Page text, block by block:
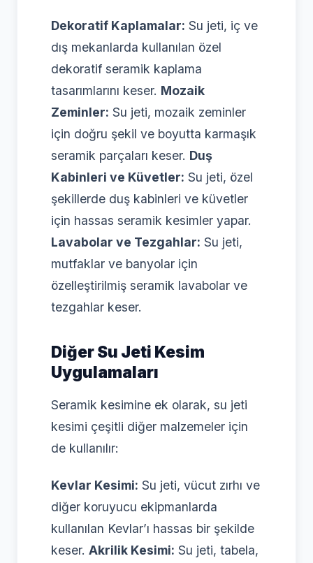
Dekoratif Kaplamalar: Su jeti, iç ve
dış mekanlarda kullanılan özel
dekoratif seramik kaplama
tasarımlarını keser. Mozaik
Zeminler: Su jeti, mozaik zeminler
için doğru şekil ve boyutta karmaşık
seramik parçaları keser. Duş
Kabinleri ve Küvetler: Su jeti, özel
şekillerde duş kabinleri ve küvetler
için hassas seramik kesimler yapar.
Lavabolar ve Tezgahlar: Su jeti,
mutfaklar ve banyolar için
özelleştirilmiş seramik lavabolar ve
tezgahlar keser.
Diğer Su Jeti Kesim
Uygulamaları
Seramik kesimine ek olarak, su jeti
kesimi çeşitli diğer malzemeler için
de kullanılır:
Kevlar Kesimi: Su jeti, vücut zırhı ve
diğer koruyucu ekipmanlarda
kullanılan Kevlar’ı hassas bir şekilde
keser. Akrilik Kesimi: Su jeti, tabela,